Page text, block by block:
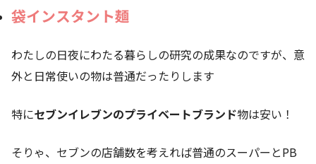
袋インスタント麺
わたしの日夜にわたる暮らしの研究の成果なのですが、意
外と日常使いの物は普通だったりします
特にセブンイレブンのプライベートブランド物は安い！
そりゃ、セブンの店舗数を考えれば普通のスーパーとPB